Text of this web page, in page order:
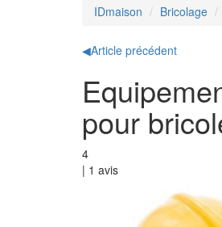
IDmaison Bricolage
◀Article précédent
pour
4
| 1 avis